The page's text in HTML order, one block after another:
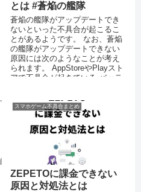
とは #蒼焔の艦隊
蒼焔の艦隊がアップデートでき
ないといった不具合が起こるこ
とがあるようです。 なお、蒼焔
の艦隊がアップデートできない
原因には次のようなことが考え
られます。 AppStoreやPlayスト
アで不具合が起きている バッテ
スマホゲーム不具合まとめ
ZEPETOに課金できない
原因と対処法とは